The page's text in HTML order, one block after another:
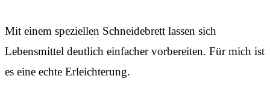
Mit einem speziellen Schneidebrett lassen sich
Lebensmittel deutlich einfacher vorbereiten. Für mich ist
es eine echte Erleichterung.